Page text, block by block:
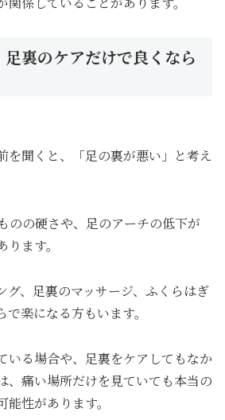
裏のケアだけで良くなら
を聞くと、「足の裏が悪い」と考え
のの硬さや、足のアーチの低下が
ます。
グ、足裏のマッサージ、ふくらはぎ
楽になる方もいます。
いる場合や、足裏をケアしてもなか
、痛い場所だけを見ていても本当の
性があります。